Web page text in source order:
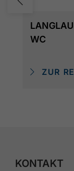
WC
ZUR
KONTAKT